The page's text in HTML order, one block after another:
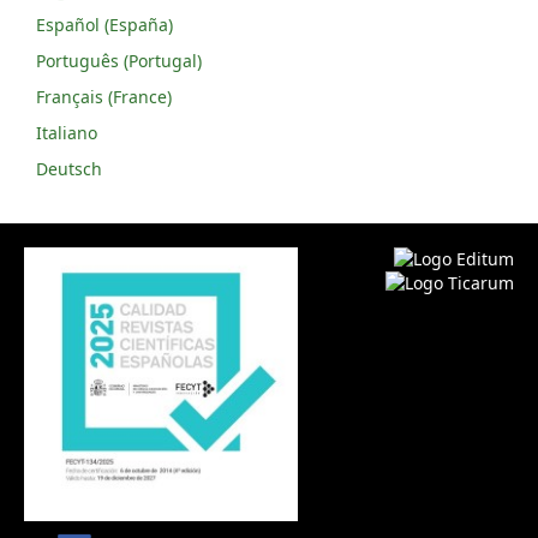
Español (España)
Português (Portugal)
Français (France)
Italiano
Deutsch